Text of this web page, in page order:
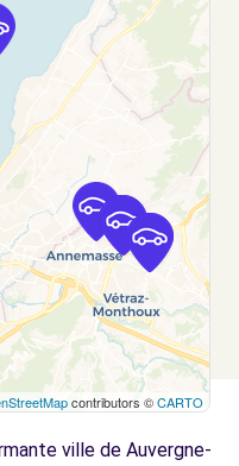
-
LEMAN -
13.2
km
contributors ©CARTO
ville de Auvergne-